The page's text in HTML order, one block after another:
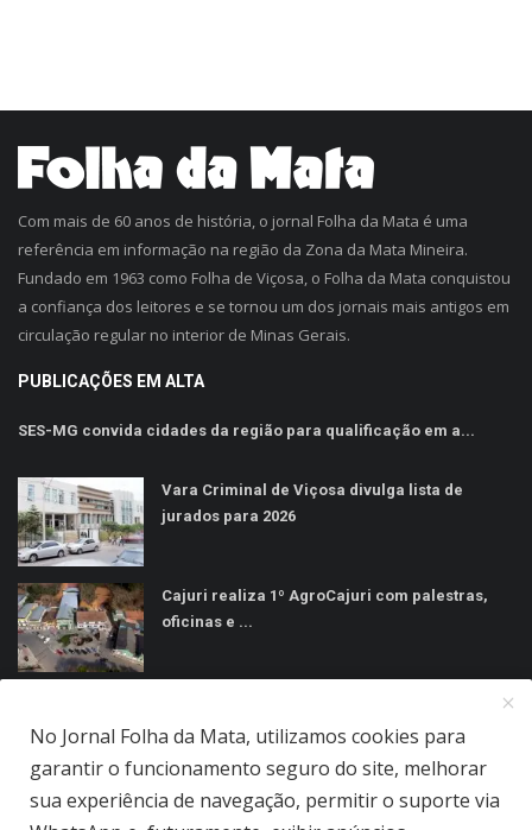
Com mais de 60 anos de história, o jornal Folha da Mata é uma
referência em informação na região da Zona da Mata Mineira.
Fundado em 1963 como Folha de Viçosa, o Folha da Mata conquistou
a confiança dos leitores e se tornou um dos jornais mais antigos em
circulação regular no interior de Minas Gerais.
PUBLICAÇÕES EM ALTA
SES-MG convida cidades da região para qualificação em a...
Vara Criminal de Viçosa divulga lista de
jurados para 2026
Cajuri realiza 1º AgroCajuri com palestras,
oficinas e ...
No Jornal Folha da Mata, utilizamos cookies para
garantir o funcionamento seguro do site, melhorar
sua experiência de navegação, permitir o suporte via